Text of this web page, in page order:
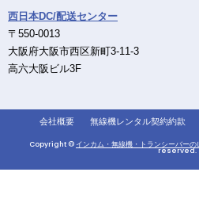
西日本DC/配送センター
〒550-0013
大阪府大阪市西区新町3-11-3
高六大阪ビル3F
会社概要 無線機レンタル契約約款
Copyright © インカム・無線機・トランシーバー
reserved.